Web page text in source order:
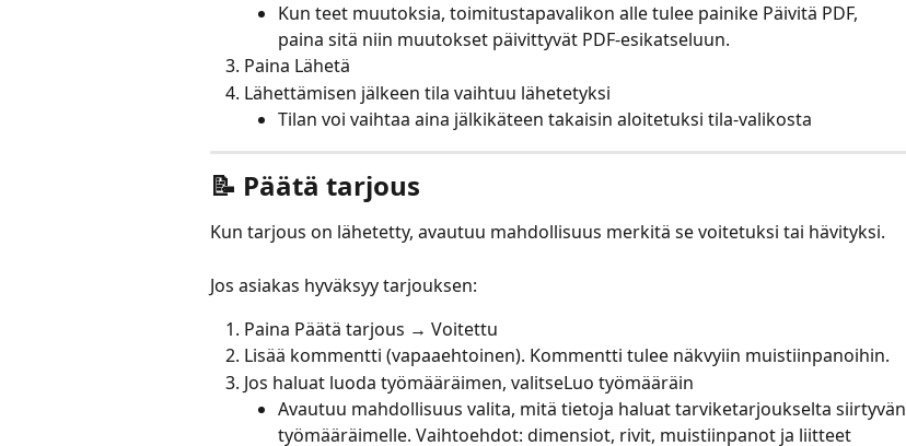
Kun teet muutoksia, toimitustapavalikon alle tulee painike Päivitä PDF,
paina sitä niin muutokset päivittyvät PDF-esikatseluun.
Paina Lähetä
Lähettämisen jälkeen tila vaihtuu lähetetyksi
Tilan voi vaihtaa aina jälkikäteen takaisin aloitetuksi tila-valikosta
📝 Päätä tarjous
Kun tarjous on lähetetty, avautuu mahdollisuus merkitä se voitetuksi tai hävityksi.
Jos asiakas hyväksyy tarjouksen:
Paina Päätä tarjous → Voitettu
Lisää kommentti (vapaaehtoinen). Kommentti tulee näkvyiin muistiinpanoihin.
Jos haluat luoda työmääräimen, valitseLuo työmääräin
Avautuu mahdollisuus valita, mitä tietoja haluat tarviketarjoukselta siirtyvän
työmääräimelle. Vaihtoehdot: dimensiot, rivit, muistiinpanot ja liitteet